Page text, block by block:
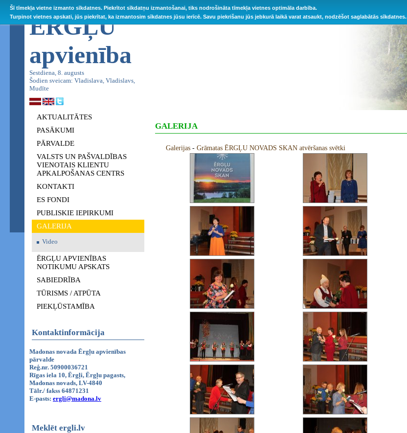
Šī tīmekļa vietne izmanto sīkdatnes. Piekrītot sīkdatņu izmantošanai, tiks nodrošināta tīmekļa vietnes optimāla darbība.
Turpinot vietnes apskati, jūs piekrītat, ka izmantosim sīkdatnes jūsu ierīcē. Savu piekrišanu jūs jebkurā laikā varat atsaukt, nodzēšot saglabātās sīkdatnes.
ĒRGĻU
apvienība
Sestdiena, 8. augusts
Šodien sveicam: Vladislava, Vladislavs,
Mudīte
AKTUALITĀTES
PASĀKUMI
PĀRVALDE
VALSTS UN PAŠVALDĪBAS
VIENOTAIS KLIENTU
APKALPOŠANAS CENTRS
KONTAKTI
ES FONDI
PUBLISKIE IEPIRKUMI
GALERIJA
Video
ĒRGĻU APVIENĪBAS
NOTIKUMU APSKATS
SABIEDRĪBA
TŪRISMS / ATPŪTA
PIEKĻŪSTAMĪBA
Kontaktinformācija
Madonas novada Ērgļu apvienības
pārvalde
Reģ.nr. 50900036721
Rīgas iela 10, Ērgļi, Ērgļu pagasts,
Madonas novads, LV-4840
Tālr./ fakss 64871231
E-pasts: ergli@madona.lv
Meklēt ergli.lv
GALERIJA
Galerijas - Grāmatas ĒRGĻU NOVADS SKAN atvēršanas svētki